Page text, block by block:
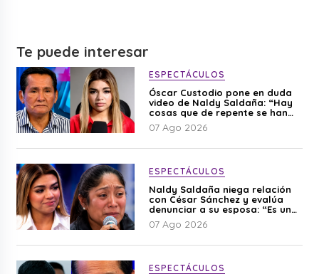
Te puede interesar
ESPECTÁCULOS
Óscar Custodio pone en duda
video de Naldy Saldaña: “Hay
cosas que de repente se han
editado”
07 Ago 2026
ESPECTÁCULOS
Naldy Saldaña niega relación
con César Sánchez y evalúa
denunciar a su esposa: “Es una
difamación”
07 Ago 2026
ESPECTÁCULOS